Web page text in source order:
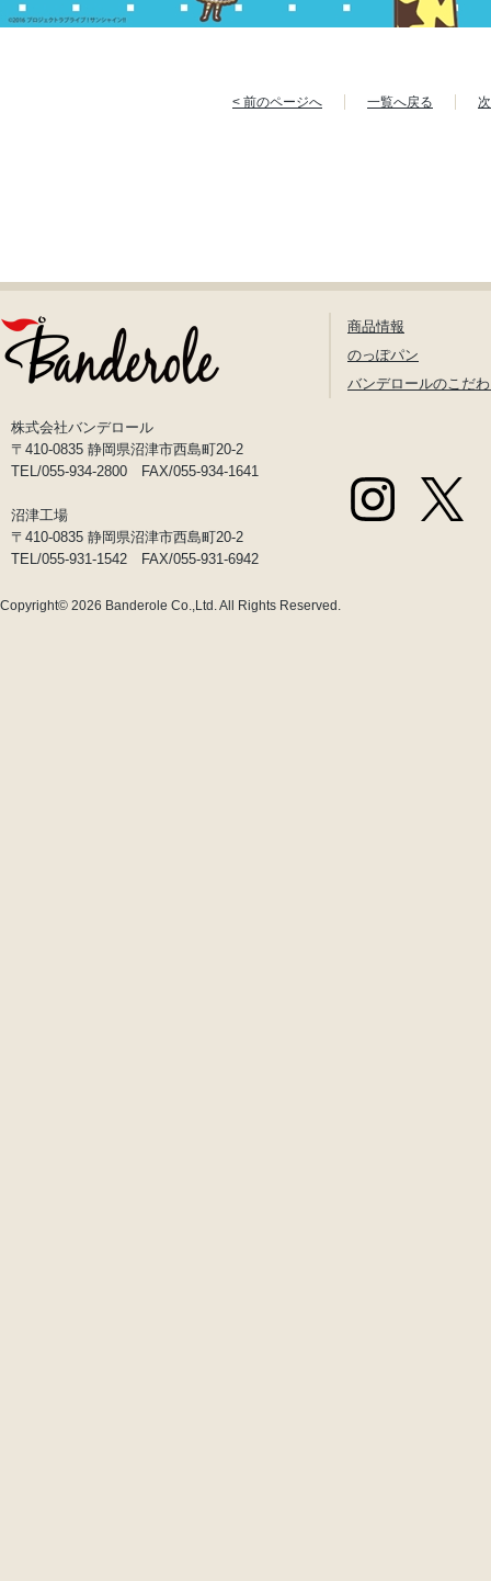
< 前のページへ 一覧へ戻る
株式会社バンデロール
〒410-0835 静岡県沼津市西島町20-2
TEL/055-934-2800 FAX/055-934-1641
沼津工場
〒410-0835 静岡県沼津市西島町20-2
TEL/055-931-1542 FAX/055-931-6942
商品情報
のっぽパン
バンデロールのこだ
Copyright© 2026 Banderole Co.,Ltd.All Rights Reserved.